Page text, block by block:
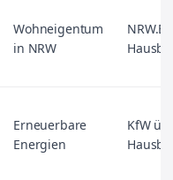
Wohneigentum
in NRW
Erneuerbare
Energien
KfW